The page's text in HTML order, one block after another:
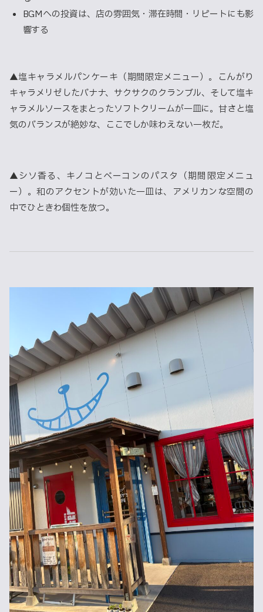
BGMへの投資は、店の雰囲気・滞在時間・リピートにも影
響する
▲塩キャラメルパンケーキ（期間限定メニュー）。こんがり
キャラメリゼしたバナナ、サクサクのクランブル、そして塩キ
ャラメルソースをまとったソフトクリームが一皿に。甘さと塩
気のバランスが絶妙な、ここでしか味わえない一枚だ。
▲シソ香る、キノコとベーコンのパスタ（期間限定メニュ
ー）。和のアクセントが効いた一皿は、アメリカンな空間の
中でひときわ個性を放つ。